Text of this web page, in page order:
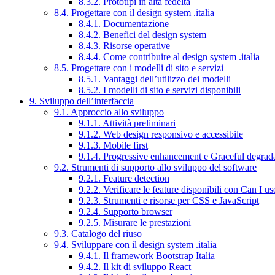
8.4. Progettare con il design system .italia
8.4.1. Documentazione
8.4.2. Benefici del design system
8.4.3. Risorse operative
8.4.4. Come contribuire al design system .italia
8.5. Progettare con i modelli di sito e servizi
8.5.1. Vantaggi dell’utilizzo dei modelli
8.5.2. I modelli di sito e servizi disponibili
9. Sviluppo dell’interfaccia
9.1. Approccio allo sviluppo
9.1.1. Attività preliminari
9.1.2. Web design responsivo e accessibile
9.1.3. Mobile first
9.1.4. Progressive enhancement e Graceful
9.2. Strumenti di supporto allo sviluppo del software
9.2.1. Feature detection
9.2.2. Verificare le feature disponibili con Can I
9.2.3. Strumenti e risorse per CSS e JavaScript
9.2.4. Supporto browser
9.2.5. Misurare le prestazioni
9.3. Catalogo del riuso
9.4. Sviluppare con il design system .italia
9.4.1. Il framework Bootstrap Italia
9.4.2. Il kit di sviluppo React